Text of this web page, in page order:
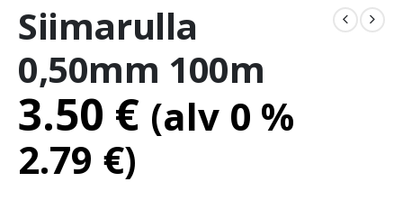
Siimarulla
0,50mm 100m
3.50 € (alv 0 %
2.79 €)